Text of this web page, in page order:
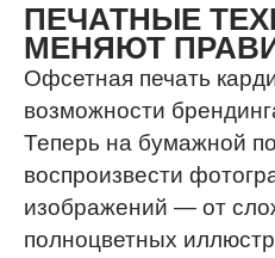
ПЕЧАТНЫЕ
МЕНЯЮТ
Офсетная печать
возможности
Теперь на бумажной
воспроизвести
изображений — от
полноцветных